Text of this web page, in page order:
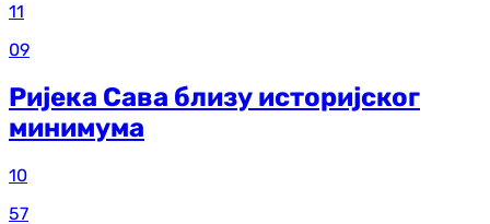
11
09
Ријека Сава близу историјског
минимума
10
57